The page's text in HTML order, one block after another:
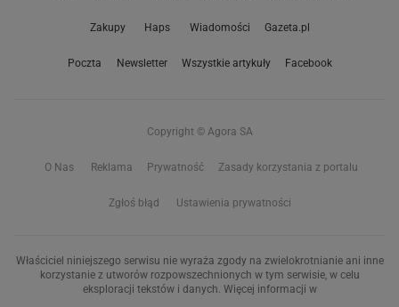
Zakupy Haps Wiadomości Gazeta.pl
Poczta Newsletter Wszystkie artykuły Facebook
Copyright © Agora SA
O Nas Reklama Prywatność Zasady korzystania z portalu
Zgłoś błąd Ustawienia prywatności
Właściciel niniejszego serwisu nie wyraża zgody na zwielokrotnianie ani inne
korzystanie z utworów rozpowszechnionych w tym serwisie, w celu
eksploracji tekstów i danych. Więcej informacji w